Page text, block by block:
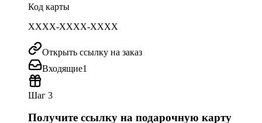
Код карты
XXXX-XXXX-XXXX
Открыть ссылку на заказ
Входящие1
Шаг 3
Получите ссылку на подарочную карту